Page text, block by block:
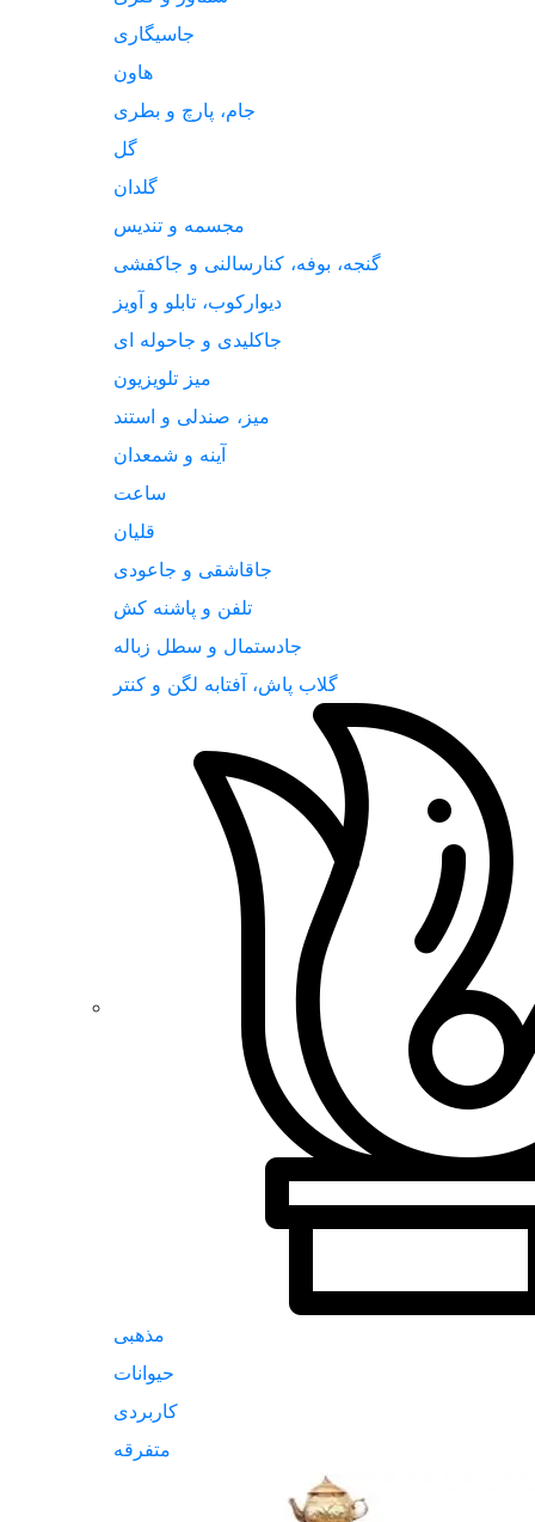
جاسیگاری
هاون
جام، پارچ و بطری
گل
گلدان
مجسمه و تندیس
گنجه، بوفه، کنارسالنی و جاکفشی
دیوارکوب، تابلو و آویز
جاکلیدی و جاحوله ای
میز تلویزیون
میز، صندلی و استند
آینه و شمعدان
ساعت
قلیان
جاقاشقی و جاعودی
تلفن و پاشنه کش
جادستمال و سطل زباله
گلاب پاش، آفتابه لگن و کنتر
مذهبی
حیوانات
کاربردی
متفرقه